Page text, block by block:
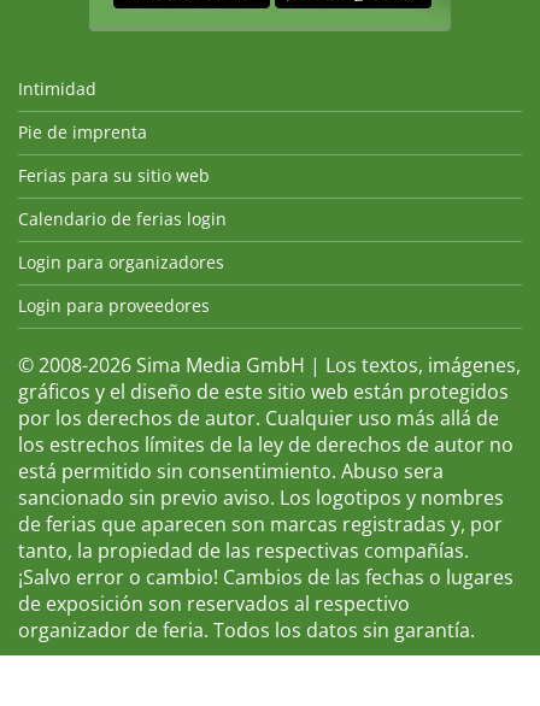
Intimidad
Pie de imprenta
Ferias para su sitio web
Calendario de ferias login
Login para organizadores
Login para proveedores
© 2008-2026 Sima Media GmbH | Los textos, imágenes,
gráficos y el diseño de este sitio web están protegidos
por los derechos de autor. Cualquier uso más allá de
los estrechos límites de la ley de derechos de autor no
está permitido sin consentimiento. Abuso sera
sancionado sin previo aviso. Los logotipos y nombres
de ferias que aparecen son marcas registradas y, por
tanto, la propiedad de las respectivas compañías.
¡Salvo error o cambio! Cambios de las fechas o lugares
de exposición son reservados al respectivo
organizador de feria. Todos los datos sin garantía.